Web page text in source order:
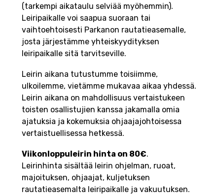
(tarkempi aikataulu selviää myöhemmin).
Leiripaikalle voi saapua suoraan tai
vaihtoehtoisesti Parkanon rautatieasemalle,
josta järjestämme yhteiskyydityksen
leiripaikalle sitä tarvitseville.
Leirin aikana tutustumme toisiimme,
ulkoilemme, vietämme mukavaa aikaa yhdessä.
Leirin aikana on mahdollisuus vertaistukeen
toisten osallistujien kanssa jakamalla omia
ajatuksia ja kokemuksia ohjaajajohtoisessa
vertaistuellisessa hetkessä.
Viikonloppuleirin hinta on 80€.
Leirinhinta sisältää leirin ohjelman, ruoat,
majoituksen, ohjaajat, kuljetuksen
rautatieasemalta leiripaikalle ja vakuutuksen.